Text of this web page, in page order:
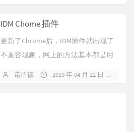
IDM Chome 插件
更新了Chrome后，IDM插件就出现了
不兼容现象，网上的方法基本都是用
诺伍德 2019 年 04 月 22 日